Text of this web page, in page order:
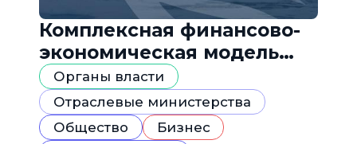
Комплексная финансово-
экономическая модель
«Северный морской путь»
Органы власти
Отраслевые министерства
Общество
Бизнес